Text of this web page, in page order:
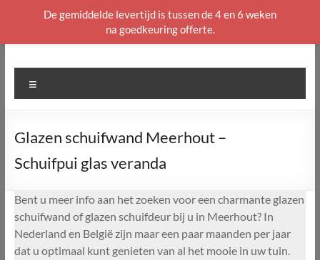
naar
Glazen schuifwand Meerhout –
Schuifpui glas veranda
Bent u meer info aan het zoeken voor een charmante glazen
schuifwand of glazen schuifdeur bij u in Meerhout? In
Nederland en België zijn maar een paar maanden per jaar
dat u optimaal kunt genieten van al het mooie in uw tuin.
De gemiddelde levertijd is tussen de 4 en 6 weken
na goedkeuring offerte.